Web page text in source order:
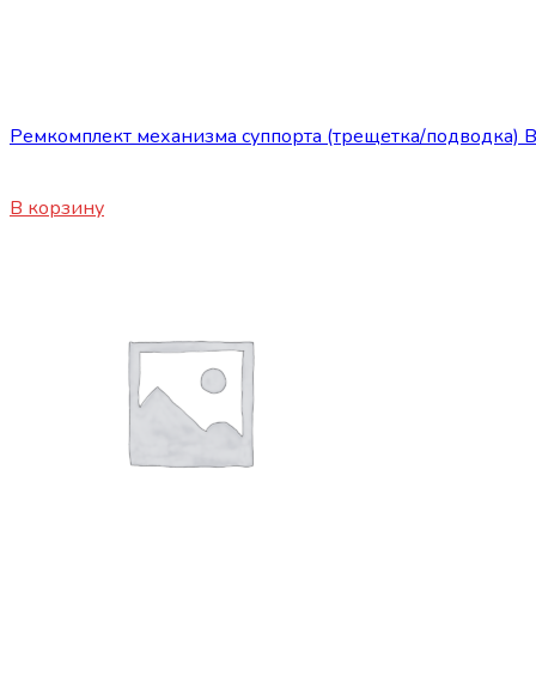
Ремкомплект механизма суппорта (трещетка/подводка)
В корзину